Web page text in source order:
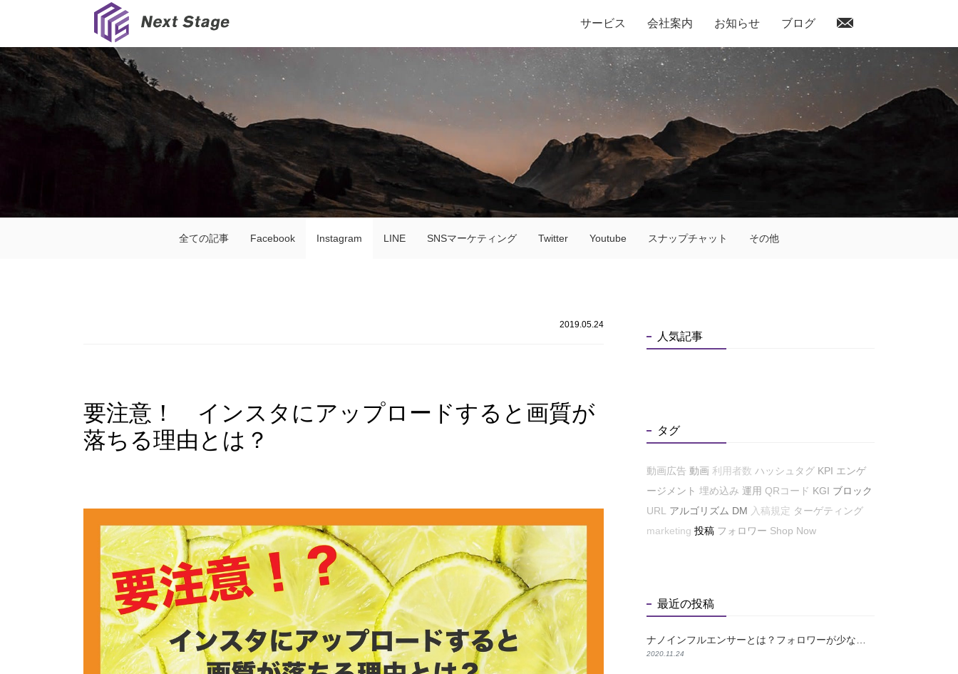
サービス 会社案内 お知らせ ブログ
全ての記事 Facebook Instagram LINE SNSマーケティング Twitter Youtube スナップチャット その他
2019.05.24
要注意！ インスタにアップロードすると画質が
落ちる理由とは？
人気記事
タグ
動画広告 動画 利用者数 ハッシュタグ KPI エンゲ
ージメント 埋め込み 運用 QRコード KGI ブロック
URL
アルゴリズム DM 入稿規定 ターゲティング
marketing 投稿 フォロワー Shop Now
最近の投稿
2020.11.24